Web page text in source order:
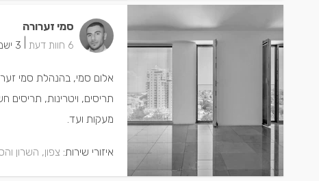
סמי זערורה
6 חוות דעת 3 ישמחו שתתקשרו
אלום סמי, בהנהלת סמי
תריסים, ויטרינות, תריסים
מעקות ועד.
איזורי שירות: צפון, השרון